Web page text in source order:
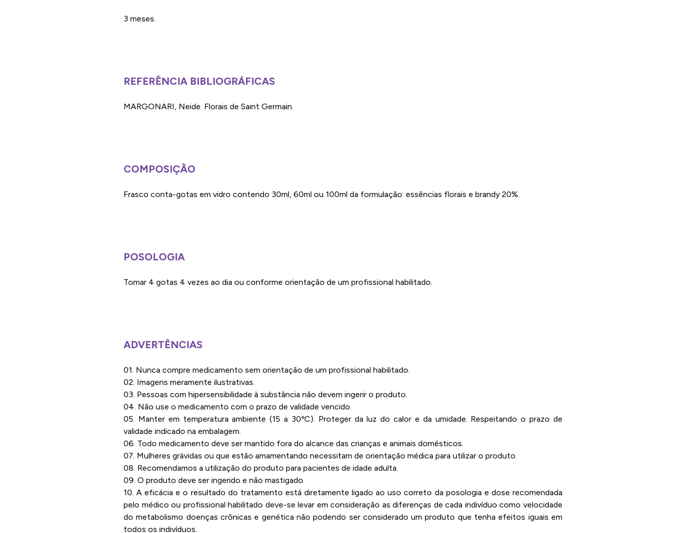
3 meses.
REFERÊNCIA BIBLIOGRÁFICAS
MARGONARI, Neide. Florais de Saint Germain.
COMPOSIÇÃO
Frasco conta-gotas em vidro contendo 30ml, 60ml ou 100ml da formulação: essências florais e brandy 20%.
POSOLOGIA
Tomar 4 gotas 4 vezes ao dia ou conforme orientação de um profissional habilitado.
ADVERTÊNCIAS
01. Nunca compre medicamento sem orientação de um profissional habilitado.
02. Imagens meramente ilustrativas.
03. Pessoas com hipersensibilidade à substância não devem ingerir o produto.
04. Não use o medicamento com o prazo de validade vencido.
05. Manter em temperatura ambiente (15 a 30ºC). Proteger da luz do calor e da umidade. Respeitando o prazo de
validade indicado na embalagem.
06. Todo medicamento deve ser mantido fora do alcance das crianças e animais domésticos.
07. Mulheres grávidas ou que estão amamentando necessitam de orientação médica para utilizar o produto.
08. Recomendamos a utilização do produto para pacientes de idade adulta.
09. O produto deve ser ingerido e não mastigado.
10. A eficácia e o resultado do tratamento está diretamente ligado ao uso correto da posologia e dose recomendada
pelo médico ou profissional habilitado deve-se levar em consideração as diferenças de cada indivíduo como velocidade
do metabolismo doenças crônicas e genética não podendo ser considerado um produto que tenha efeitos iguais em
todos os indivíduos.